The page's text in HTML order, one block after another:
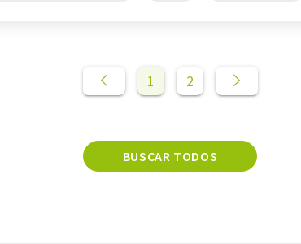
1 2
BUSCAR TODOS